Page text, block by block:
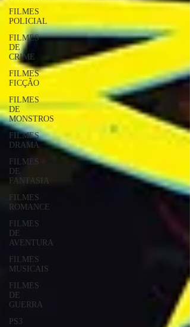
FILMES
POLICIAL
FILMES
DE
CRIME
FILMES
FICÇÃO
FILMES
DE
MONSTROS
FILMES
DRAMA
FILMES
DE
FANTASIA
FILMES
ROMANCE
FILMES
DE
AVENTURA
FILMES
MUSICAIS
FILMES
DE
GUERRA
PS3